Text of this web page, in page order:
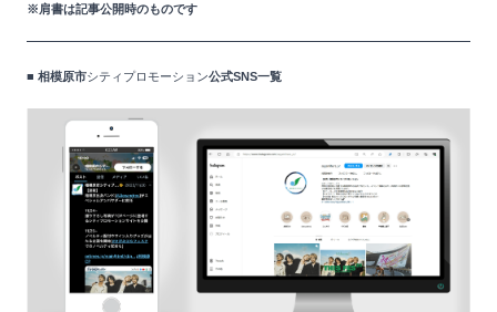
※肩書は記事公開時のものです
■ 相模原市シティプロモーション公式SNS一覧